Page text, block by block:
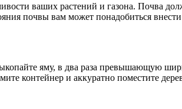
ваших растений и газона. Почва
почвы вам может понадобиться
яму, в два раза превышающую
контейнер и аккуратно поместите